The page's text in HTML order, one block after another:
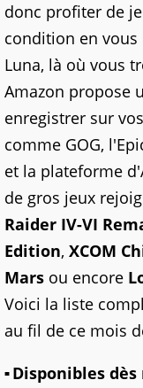
donc profiter de
condition en vous
Luna, là où vous
Amazon propose
enregistrer sur
comme GOG,
et la plateforme
de gros jeux
Raider IV-VI
Edition, XCOM
Mars ou encore
Voici la liste
au fil de ce mois
Disponibles